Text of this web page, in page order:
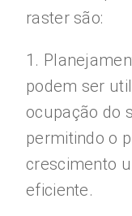
raster são:
1.
podem ser
ocupação do
permitindo o
crescimento
eficiente.